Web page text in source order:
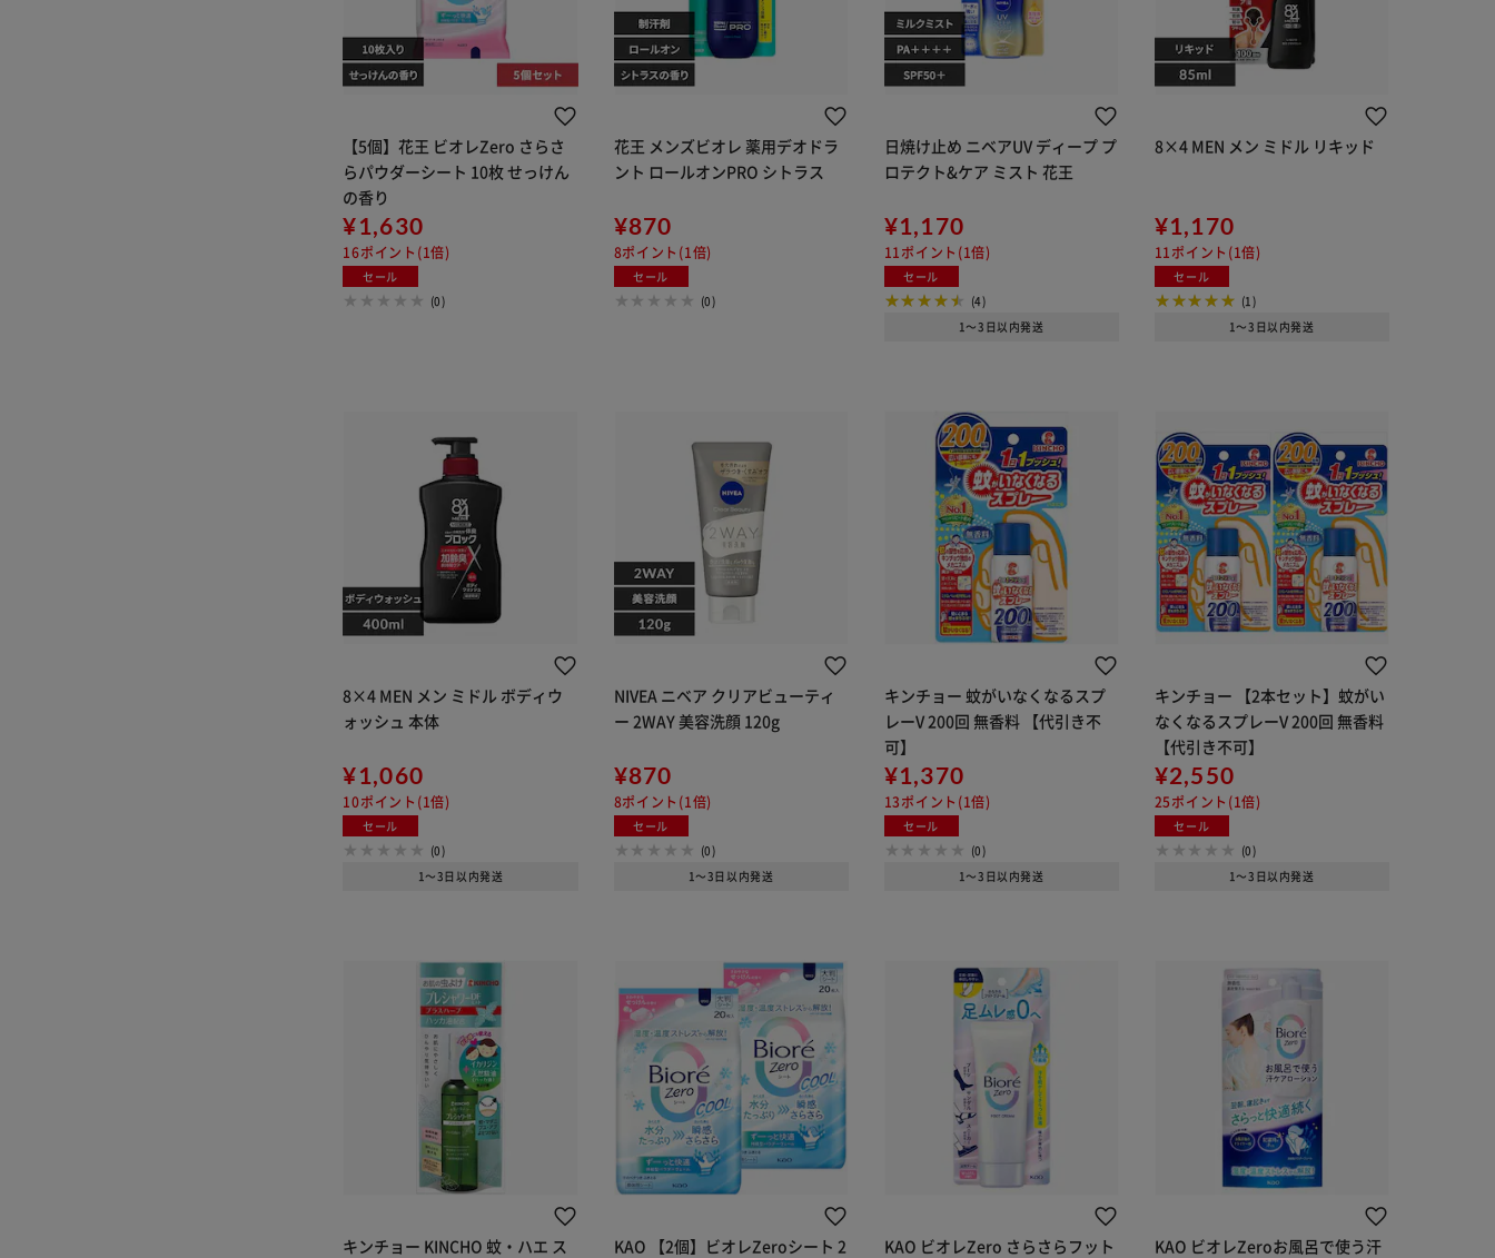
【5個】花王 ビオレZero さらさ
らパウダーシート 10枚 せっけん
の香り
¥1,630
16ポイント(1倍)
セール
(0)
花王 メンズビオレ 薬用デオドラ
ント ロールオンPRO シトラス
¥870
8ポイント(1倍)
セール
(0)
日焼け止め ニベアUV ディープ プ
ロテクト&ケア ミスト 花王
¥1,170
11ポイント(1倍)
セール
(4)
1～3日以内発送
8×4 MEN メン ミドル リキッド
¥1,170
11ポイント(1倍)
セール
(1)
1～3日以内発送
8×4 MEN メン ミドル ボディウ
ォッシュ 本体
¥1,060
10ポイント(1倍)
セール
(0)
1～3日以内発送
NIVEA ニベア クリアビューティ
ー 2WAY 美容洗顔 120g
¥870
8ポイント(1倍)
セール
(0)
1～3日以内発送
キンチョー 蚊がいなくなるスプ
レーV 200回 無香料 【代引き不
可】
¥1,370
13ポイント(1倍)
セール
(0)
1～3日以内発送
キンチョー 【2本セット】蚊がい
なくなるスプレーV 200回 無香料
【代引き不可】
¥2,550
25ポイント(1倍)
セール
(0)
1～3日以内発送
キンチョー KINCHO 蚊・ハエ ス KAO 【2個】ビオレZeroシート 2 KAO ビオレZero さらさらフット KAO ビオレZeroお風呂で使う汗